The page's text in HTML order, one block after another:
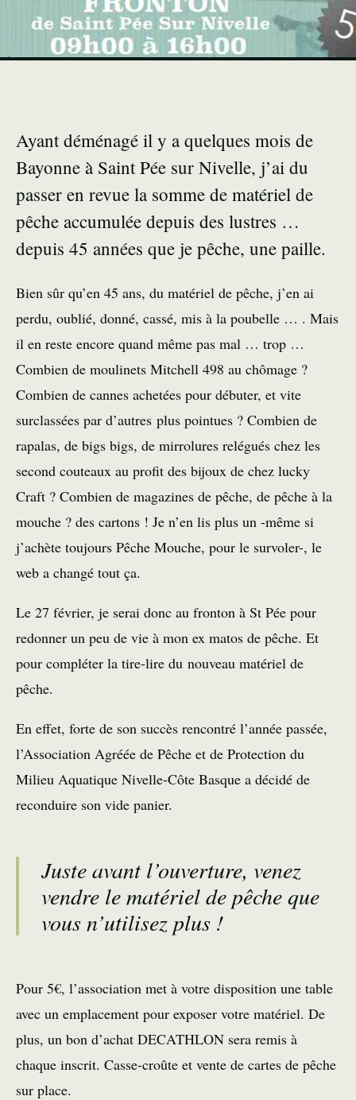
Ayant déménagé il y a quelques mois de
Bayonne à Saint Pée sur Nivelle, j’ai du
passer en revue la somme de matériel de
pêche accumulée depuis des lustres …
depuis 45 années que je pêche, une paille.
Bien sûr qu’en 45 ans, du matériel de pêche, j’en ai
perdu, oublié, donné, cassé, mis à la poubelle … . Mais
il en reste encore quand même pas mal … trop …
Combien de moulinets Mitchell 498 au chômage ?
Combien de cannes achetées pour débuter, et vite
surclassées par d’autres plus pointues ? Combien de
rapalas, de bigs bigs, de mirrolures relégués chez les
second couteaux au profit des bijoux de chez lucky
Craft ? Combien de magazines de pêche, de pêche à la
mouche ? des cartons ! Je n’en lis plus un -même si
j’achète toujours Pêche Mouche, pour le survoler-, le
web a changé tout ça.
Le 27 février, je serai donc au fronton à St Pée pour
redonner un peu de vie à mon ex matos de pêche. Et
pour compléter la tire-lire du nouveau matériel de
pêche.
En effet, forte de son succès rencontré l’année passée,
l’Association Agréée de Pêche et de Protection du
Milieu Aquatique Nivelle-Côte Basque a décidé de
reconduire son vide panier.
Juste avant l’ouverture, venez
vendre le matériel de pêche que
vous n’utilisez plus !
Pour 5€, l’association met à votre disposition une table
avec un emplacement pour exposer votre matériel. De
plus, un bon d’achat DECATHLON sera remis à
chaque inscrit. Casse-croûte et vente de cartes de pêche
sur place.